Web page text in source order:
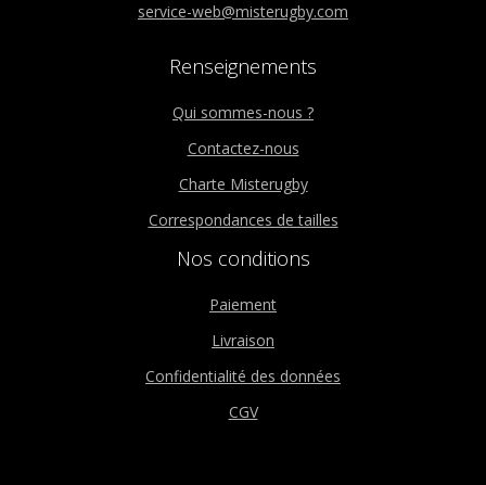
service-web@misterugby.com
Renseignements
Qui sommes-nous ?
Contactez-nous
Charte Misterugby
Correspondances de tailles
Nos conditions
Paiement
Livraison
Confidentialité des données
CGV